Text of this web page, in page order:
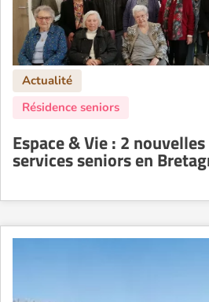
Espace & Vie : 2
services seniors en